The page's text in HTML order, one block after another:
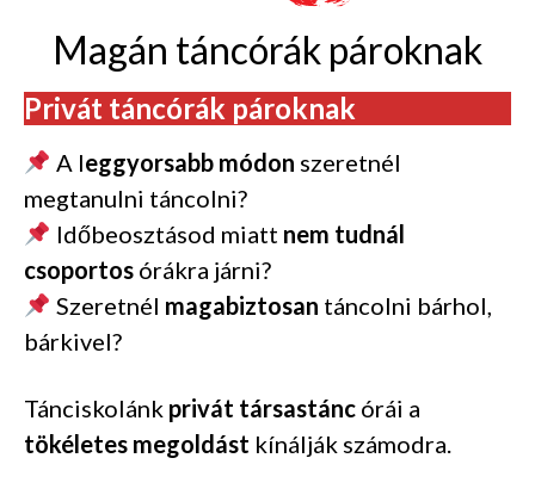
Magán táncórák pároknak
Privát táncórák pároknak
A leggyorsabb módon szeretnél
megtanulni táncolni?
Időbeosztásod miatt nem tudnál
csoportos órákra járni?
Szeretnél magabiztosan táncolni bárhol,
bárkivel?
Tánciskolánk privát társastánc órái a
tökéletes megoldást kínálják számodra.